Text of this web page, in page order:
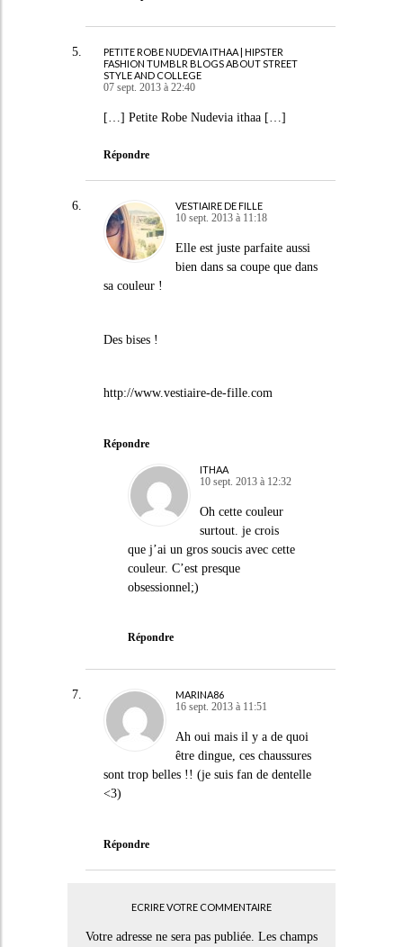
PETITE ROBE NUDEVIA ITHAA | HIPSTER
FASHION TUMBLR BLOGS ABOUT STREET
STYLE AND COLLEGE
07 sept. 2013 à 22:40
[…] Petite Robe Nudevia ithaa […]
Répondre
VESTIAIRE DE FILLE
10 sept. 2013 à 11:18
Elle est juste parfaite aussi
bien dans sa coupe que dans
sa couleur !
Des bises !
http://www.vestiaire-de-fille.com
Répondre
ITHAA
10 sept. 2013 à 12:32
Oh cette couleur
surtout. je crois
que j’ai un gros soucis avec cette
couleur. C’est presque
obsessionnel;)
Répondre
MARINA86
16 sept. 2013 à 11:51
Ah oui mais il y a de quoi
être dingue, ces chaussures
sont trop belles !! (je suis fan de dentelle
<3)
Répondre
ECRIRE VOTRE COMMENTAIRE
Votre adresse ne sera pas publiée. Les champs